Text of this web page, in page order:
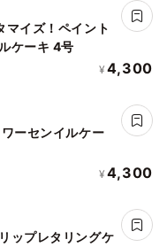
マイズ！ペイント
ケーキ 4号
¥ 4,300
ーセンイルケー
¥ 4,300
ップレタリングケ